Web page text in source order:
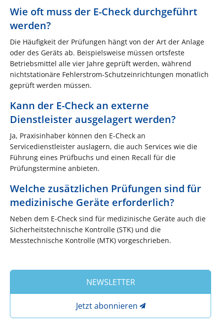
Wie oft muss der E-Check durchgeführt
werden?
Die Häufigkeit der Prüfungen hängt von der Art der Anlage
oder des Geräts ab. Beispielsweise müssen ortsfeste
Betriebsmittel alle vier Jahre geprüft werden, während
nichtstationäre Fehlerstrom-Schutzeinrichtungen monatlich
geprüft werden müssen.
Kann der E-Check an externe
Dienstleister ausgelagert werden?
Ja, Praxisinhaber können den E-Check an
Servicedienstleister auslagern, die auch Services wie die
Führung eines Prüfbuchs und einen Recall für die
Prüfungstermine anbieten.
Welche zusätzlichen Prüfungen sind für
medizinische Geräte erforderlich?
Neben dem E-Check sind für medizinische Geräte auch die
Sicherheitstechnische Kontrolle (STK) und die
Messtechnische Kontrolle (MTK) vorgeschrieben.
NEWSLETTER
Jetzt abonnieren